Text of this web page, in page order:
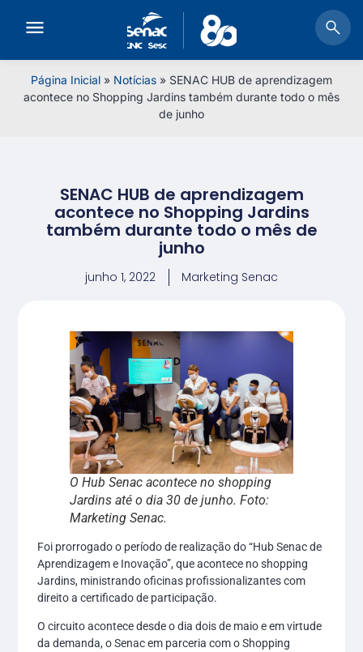
Página Inicial » Notícias » SENAC HUB de aprendizagem
acontece no Shopping Jardins também durante todo o mês
de junho
SENAC HUB de aprendizagem
acontece no Shopping Jardins
também durante todo o mês de
junho
junho 1, 2022 Marketing Senac
O Hub Senac acontece no shopping
Jardins até o dia 30 de junho. Foto:
Marketing Senac.
Foi prorrogado o período de realização do “Hub Senac de
Aprendizagem e Inovação”, que acontece no shopping
Jardins, ministrando oficinas profissionalizantes com
direito a certificado de participação.
O circuito acontece desde o dia dois de maio e em virtude
da demanda, o Senac em parceria com o Shopping